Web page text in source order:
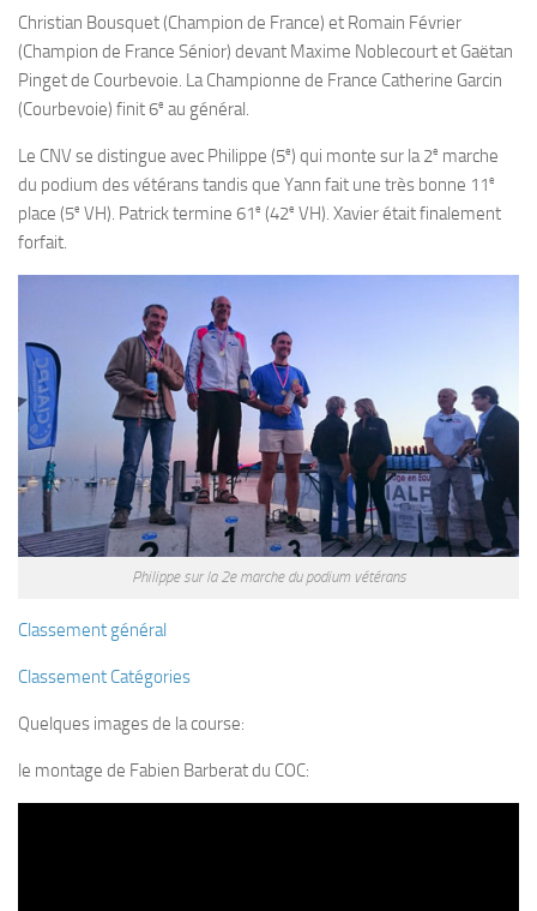
Initiateur
Moniteur Fédéral
Organisation
Responsables
Fosse
APNEE
Sorties 2026
Sorties 2025
Sorties 2024
Sorties 2023
Sorties 2022
Sorties 2021
Sorties 2019
Sorties 2018
sorties 2017
Christian Bousquet (Champion de France) et Romain Février
(Champion de France Sénior) devant Maxime Noblecourt et Gaëtan
Pinget de Courbevoie. La Championne de France Catherine Garcin
(Courbevoie) finit 6e au général.
Le CNV se distingue avec Philippe (5e) qui monte sur la 2e marche
du podium des vétérans tandis que Yann fait une très bonne 11e
place (5e VH). Patrick termine 61e (42e VH). Xavier était finalement
forfait.
Philippe sur la 2e marche du podium vétérans
Classement général
Classement Catégories
Quelques images de la course:
le montage de Fabien Barberat du COC: